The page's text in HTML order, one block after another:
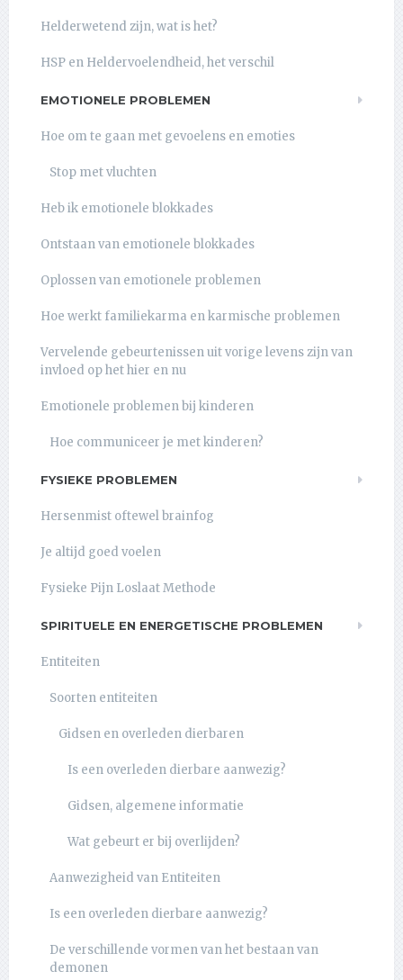
Helderwetend zijn, wat is het?
HSP en Heldervoelendheid, het verschil
EMOTIONELE PROBLEMEN
Hoe om te gaan met gevoelens en emoties
Stop met vluchten
Heb ik emotionele blokkades
Ontstaan van emotionele blokkades
Oplossen van emotionele problemen
Hoe werkt familiekarma en karmische problemen
Vervelende gebeurtenissen uit vorige levens zijn van
invloed op het hier en nu
Emotionele problemen bij kinderen
Hoe communiceer je met kinderen?
FYSIEKE PROBLEMEN
Hersenmist oftewel brainfog
Je altijd goed voelen
Fysieke Pijn Loslaat Methode
SPIRITUELE EN ENERGETISCHE PROBLEMEN
Entiteiten
Soorten entiteiten
Gidsen en overleden dierbaren
Is een overleden dierbare aanwezig?
Gidsen, algemene informatie
Wat gebeurt er bij overlijden?
Aanwezigheid van Entiteiten
Is een overleden dierbare aanwezig?
De verschillende vormen van het bestaan van
demonen